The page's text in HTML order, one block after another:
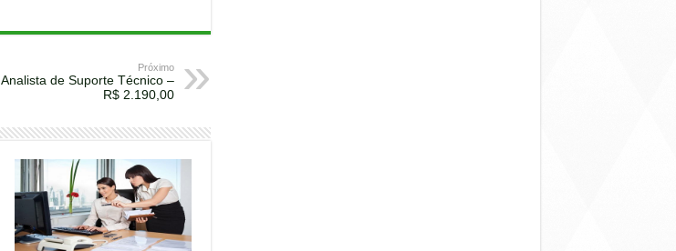
Próximo
Analista de Suporte Técnico –
R$ 2.190,00